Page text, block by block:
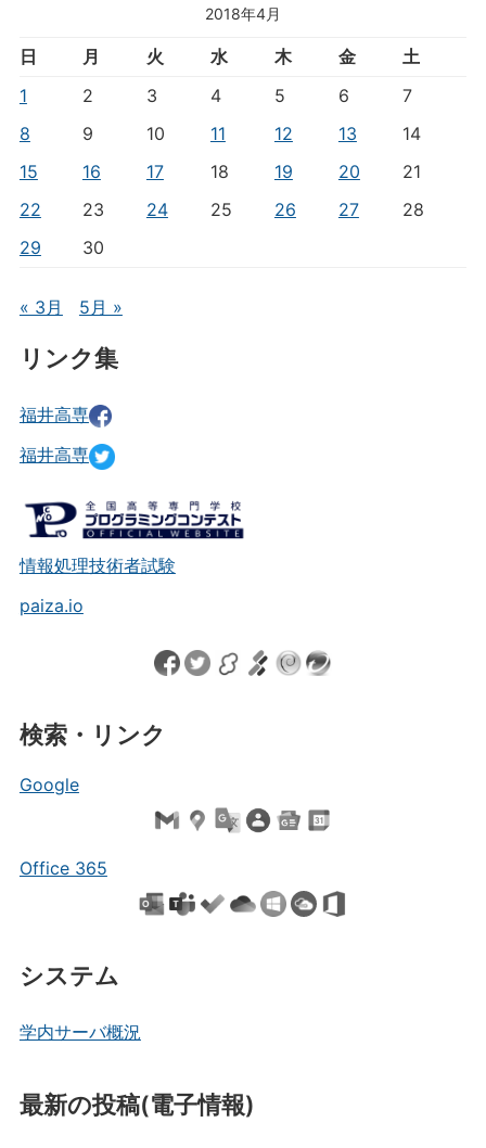
2018年4月
日 月 火 水 木 金
土
1
2 3 4 5 6
7
8
9 10 11 12 13
14
15
16 17 18 19 20
21
22
23 24 25 26 27
28
29
30
« 3月 5月 »
リンク集
福井高専
福井高専
情報処理技術者試験
paiza.io
検索・リンク
Google
Office 365
システム
学内サーバ概況
最新の投稿(電子情報)